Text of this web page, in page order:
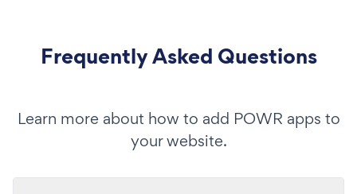
Frequently Asked Questions
Learn more about how to add POWR apps to
your website.